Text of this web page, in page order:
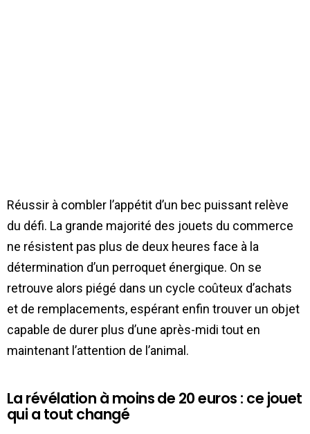
Réussir à combler l’appétit d’un bec puissant relève
du défi. La grande majorité des jouets du commerce
ne résistent pas plus de deux heures face à la
détermination d’un perroquet énergique. On se
retrouve alors piégé dans un cycle coûteux d’achats
et de remplacements, espérant enfin trouver un objet
capable de durer plus d’une après-midi tout en
maintenant l’attention de l’animal.
La révélation à moins de 20 euros : ce jouet
qui a tout changé